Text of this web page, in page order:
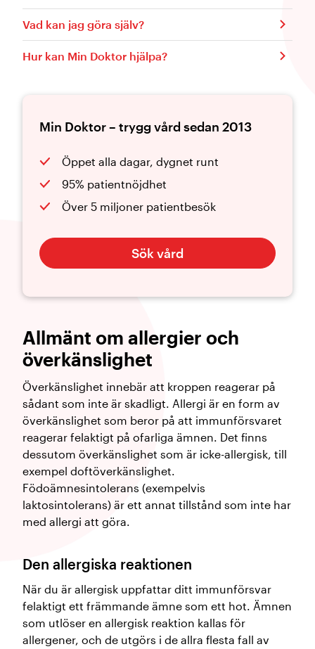
Allmänt om allergier och
överkänslighet
Överkänslighet innebär att kroppen reagerar på
sådant som inte är skadligt. Allergi är en form av
överkänslighet som beror på att immunförsvaret
reagerar felaktigt på ofarliga ämnen. Det finns
dessutom överkänslighet som är icke-allergisk, till
exempel doftöverkänslighet.
Födoämnesintolerans (exempelvis
laktosintolerans) är ett annat tillstånd som inte har
med allergi att göra.
Den allergiska reaktionen
När du är allergisk uppfattar ditt immunförsvar
felaktigt ett främmande ämne som ett hot. Ämnen
som utlöser en allergisk reaktion kallas för
allergener, och de utgörs i de allra flesta fall av
Vad kan jag göra själv?
Hur kan Min Doktor hjälpa?
Min Doktor – trygg vård sedan 2013
Öppet alla dagar, dygnet runt
95% patientnöjdhet
Över 5 miljoner patientbesök
Sök vård